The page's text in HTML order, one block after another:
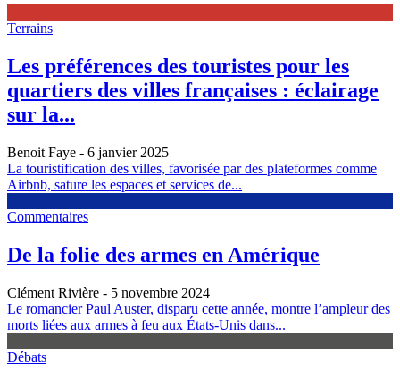
Terrains
Les préférences des touristes pour les
quartiers des villes françaises : éclairage
sur la...
Benoit Faye - 6 janvier 2025
La touristification des villes, favorisée par des plateformes comme
Airbnb, sature les espaces et services de...
Commentaires
De la folie des armes en Amérique
Clément Rivière - 5 novembre 2024
Le romancier Paul Auster, disparu cette année, montre l’ampleur des
morts liées aux armes à feu aux États-Unis dans...
Débats